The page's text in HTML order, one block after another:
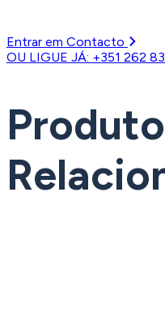
Entrar em Contacto
OU LIGUE JÁ: +351 262